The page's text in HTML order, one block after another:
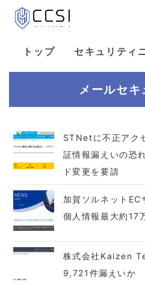
トップ セキュリティ
メールセキ
STNetに不正アク
証情報漏えいの恐
ド変更を要請
加賀ソルネットEC
個人情報最大約17
株式会社Kaizen
9,721件漏えいか